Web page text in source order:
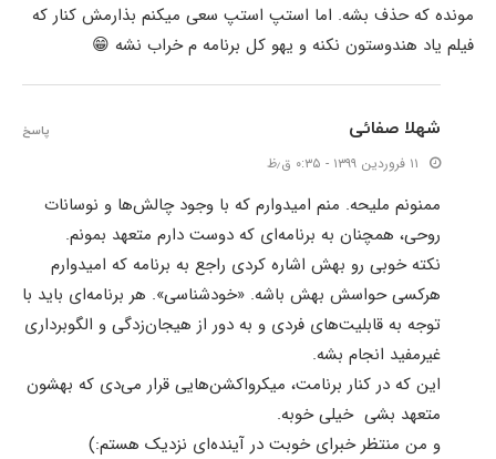
مونده که حذف بشه. اما استپ استپ سعی میکنم بذارمش کنار که
فیلم یاد هندوستون نکنه و یهو کل برنامه م خراب نشه 😁
شهلا صفائی
۱۱ فروردین ۱۳۹۹ - ۰:۳۵ ق٫ظ
ممنونم ملیحه. منم امیدوارم که با وجود چالش‌ها و نوسانات
روحی، همچنان به برنامه‌ای که دوست دارم متعهد بمونم.
نکته خوبی رو بهش اشاره کردی راجع به برنامه که امیدوارم
هرکسی حواسش بهش باشه. «خودشناسی». هر برنامه‌ای باید با
توجه به قابلیت‌های فردی و به دور از هیجان‌زدگی و الگوبرداری
غیرمفید انجام بشه.
این که در کنار برنامت، میکرواکشن‌هایی قرار می‌دی که بهشون
متعهد بشی خیلی خوبه.
و من منتظر خبرای خوبت در آینده‌ای نزدیک هستم:)
پاسخ